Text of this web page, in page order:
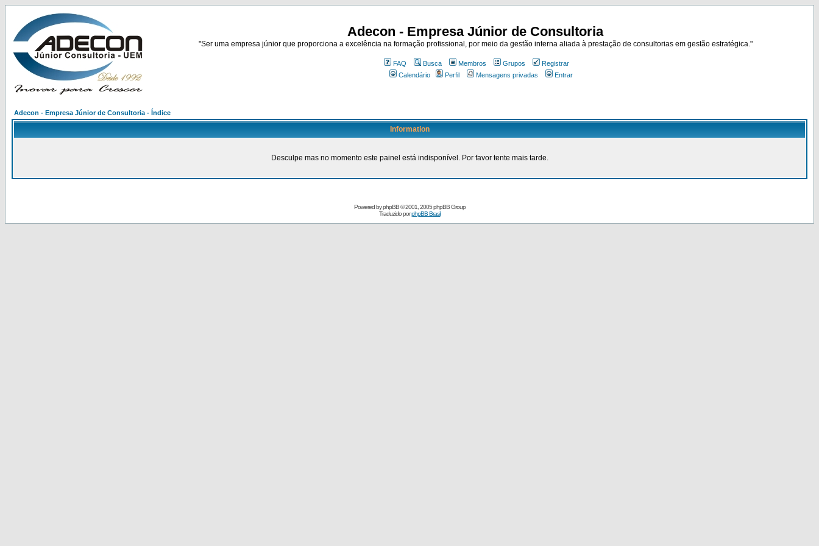
Adecon - Empresa Júnior de Consultoria
"Ser uma empresa júnior que proporciona a excelência na formação profissional, por meio da gestão interna aliada à prestação de consultorias em gestão estratégica."
FAQ Busca Membros Grupos
Registrar
Calendário
Perfil Mensagens privadas Entrar
Adecon - Empresa Júnior de Consultoria - Índice
Information
Desculpe mas no momento este painel está indisponível. Por favor tente mais tarde.
Powered byphpBB© 2001, 2005 phpBB Group
Traduzido porphpBB Brasil